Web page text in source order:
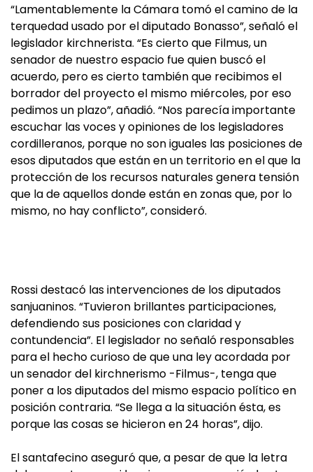
“Lamentablemente la Cámara tomó el camino de la
terquedad usado por el diputado Bonasso”, señaló el
legislador kirchnerista. “Es cierto que Filmus, un
senador de nuestro espacio fue quien buscó el
acuerdo, pero es cierto también que recibimos el
borrador del proyecto el mismo miércoles, por eso
pedimos un plazo”, añadió. “Nos parecía importante
escuchar las voces y opiniones de los legisladores
cordilleranos, porque no son iguales las posiciones de
esos diputados que están en un territorio en el que la
protección de los recursos naturales genera tensión
que la de aquellos donde están en zonas que, por lo
mismo, no hay conflicto”, consideró.
Rossi destacó las intervenciones de los diputados
sanjuaninos. “Tuvieron brillantes participaciones,
defendiendo sus posiciones con claridad y
contundencia”. El legislador no señaló responsables
para el hecho curioso de que una ley acordada por
un senador del kirchnerismo -Filmus-, tenga que
poner a los diputados del mismo espacio político en
posición contraria. “Se llega a la situación ésta, es
porque las cosas se hicieron en 24 horas”, dijo.
El santafecino aseguró que, a pesar de que la letra